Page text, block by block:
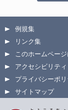
例規集
リンク集
このホームペー
アクセシビリティ
プライバシーポ
サイトマップ